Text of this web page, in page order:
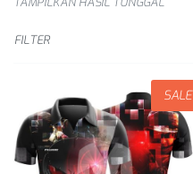
FILTER
SALE